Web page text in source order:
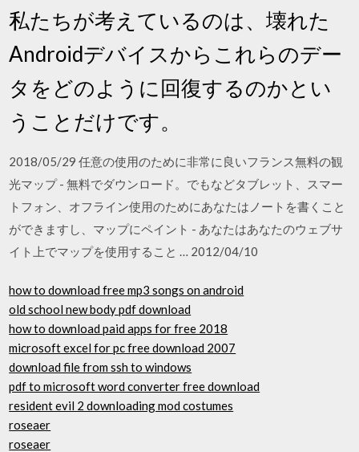
私たちが考えているのは、壊れた
Androidデバイスからこれらのデー
タをどのように回復するのかとい
うことだけです。
2018/05/29 任意の使用のために非常に良いフランス無料の観
光マップ - 無料でダウンロード。でもなどタブレット、スマー
トフォン、オフライン使用のためにあなたはノートを書くこと
ができますし、マップにペイント - あなたはあなたのウェブサ
イト上でマップを使用すること … 2012/04/10
how to download free mp3 songs on android
old school new body pdf download
how to download paid apps for free 2018
microsoft excel for pc free download 2007
download file from ssh to windows
pdf to microsoft word converter free download
resident evil 2 downloading mod costumes
roseaer
roseaer